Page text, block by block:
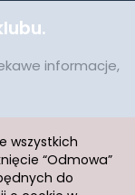
informacje,
wszystkich
“Odmowa”
do